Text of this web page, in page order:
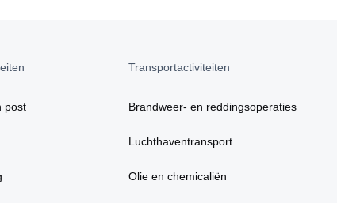
post
Transportactiviteiten
Brandweer- en reddingsoperaties
Luchthaventransport
Olie en chemicaliën